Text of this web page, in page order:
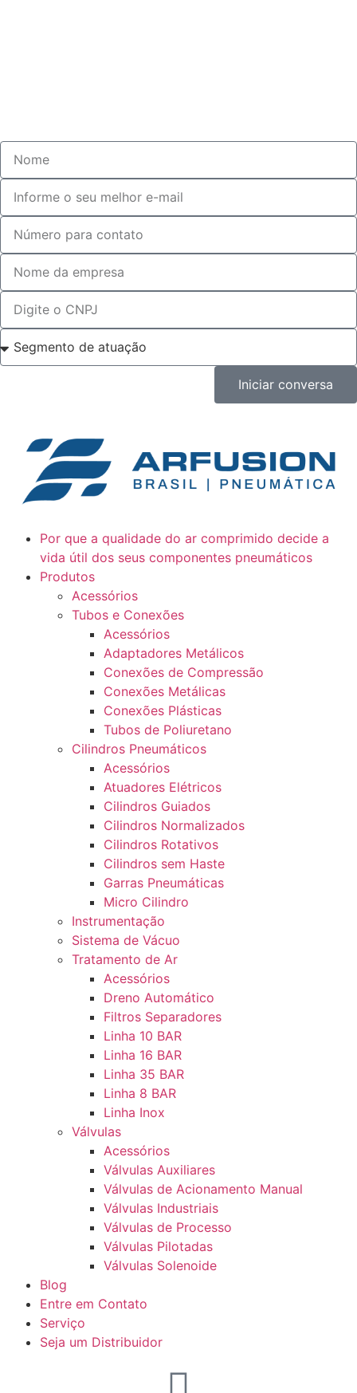
Iniciar conversa
Por que a qualidade do ar comprimido decide a
vida útil dos seus componentes pneumáticos
Produtos
Acessórios
Tubos e Conexões
Acessórios
Adaptadores Metálicos
Conexões de Compressão
Conexões Metálicas
Conexões Plásticas
Tubos de Poliuretano
Cilindros Pneumáticos
Acessórios
Atuadores Elétricos
Cilindros Guiados
Cilindros Normalizados
Cilindros Rotativos
Cilindros sem Haste
Garras Pneumáticas
Micro Cilindro
Instrumentação
Sistema de Vácuo
Tratamento de Ar
Acessórios
Dreno Automático
Filtros Separadores
Linha 10 BAR
Linha 16 BAR
Linha 35 BAR
Linha 8 BAR
Linha Inox
Válvulas
Acessórios
Válvulas Auxiliares
Válvulas de Acionamento Manual
Válvulas Industriais
Válvulas de Processo
Válvulas Pilotadas
Válvulas Solenoide
Blog
Entre em Contato
Serviço
Seja um Distribuidor